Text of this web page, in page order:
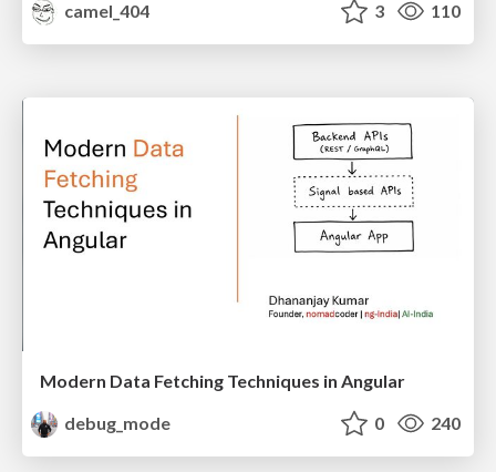
camel_404 3 110
Modern Data Fetching Techniques in Angular
debug_mode
0 240